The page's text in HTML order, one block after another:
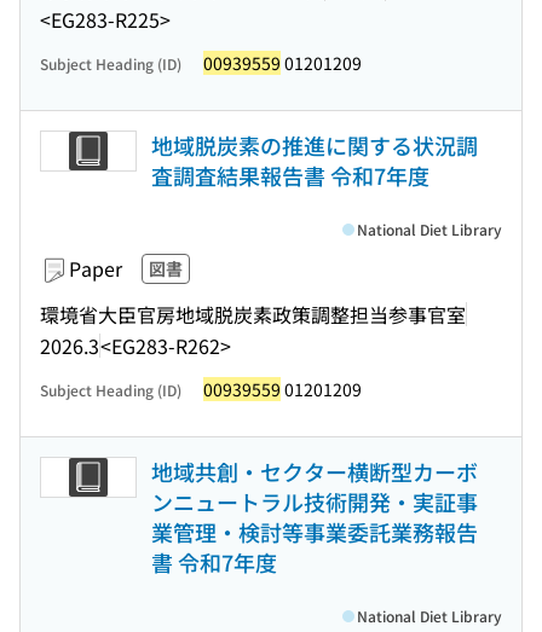
<EG283-R225>
Subject Heading (ID) 00939559 01201209
地域脱炭素の推進に関する状況調
査調査結果報告書 令和7年度
Paper 図書
環境省大臣官房地域脱炭素政策調整担当参事官室
2026.3<EG283-R262>
National Diet Library
Subject Heading (ID) 00939559 01201209
地域共創・セクター横断型カーボ
ンニュートラル技術開発・実証事
業管理・検討等事業委託業務報告
書 令和7年度
National Diet Library